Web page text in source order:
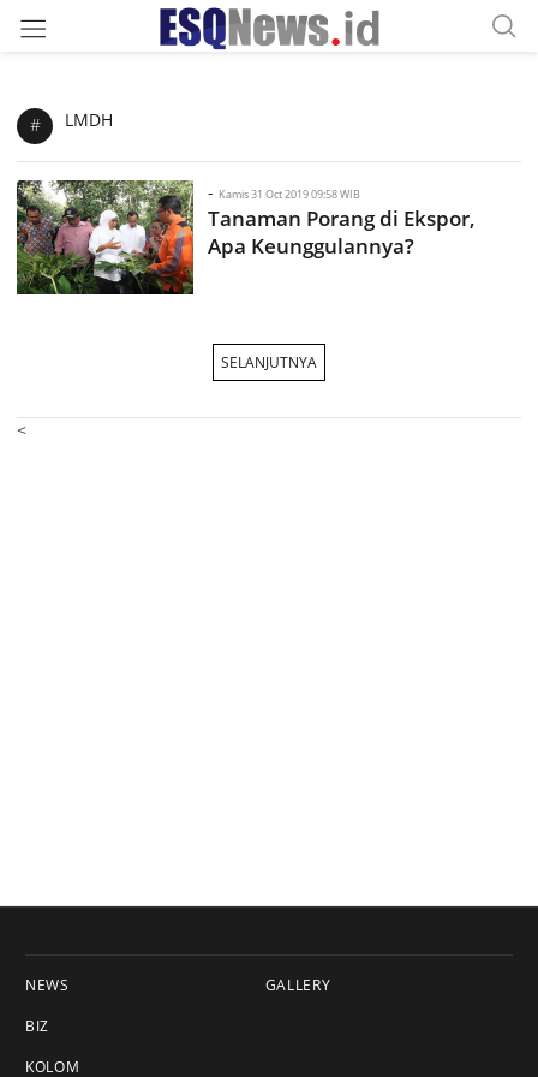
# LMDH
- Kamis 31 Oct 2019 09:58 WIB
Tanaman Porang di Ekspor,
Apa Keunggulannya?
SELANJUTNYA
<
NEWS
BIZ
KOLOM
GALLERY